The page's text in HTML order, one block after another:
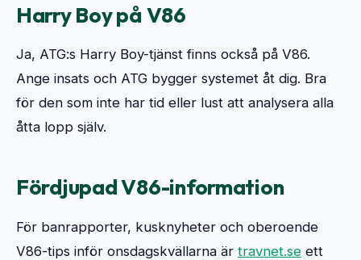
Harry Boy på V86
Ja, ATG:s Harry Boy-tjänst finns också på V86.
Ange insats och ATG bygger systemet åt dig. Bra
för den som inte har tid eller lust att analysera alla
åtta lopp själv.
Fördjupad V86-information
För banrapporter, kusknyheter och oberoende
V86-tips inför onsdagskvällarna är travnet.se ett